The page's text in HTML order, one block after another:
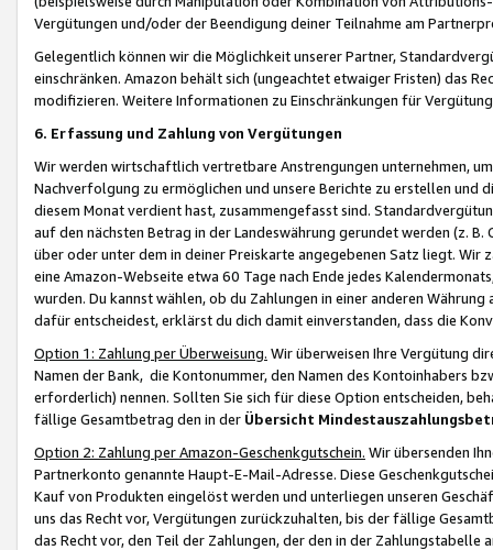
Vergütungen und/oder der Beendigung deiner Teilnahme am
Gelegentlich können wir die Möglichkeit unserer Partner,
einschränken. Amazon behält sich (ungeachtet etwaiger Fristen) das
modifizieren. Weitere Informationen zu Einschränkungen für
6. Erfassung und Zahlung von Vergütungen
Wir werden wirtschaftlich vertretbare Anstrengungen unternehmen,
Nachverfolgung zu ermöglichen und unsere Berichte zu erstellen und
diesem Monat verdient hast, zusammengefasst sind.
auf den nächsten Betrag in der Landeswährung gerundet werden (z.
über oder unter dem in deiner Preiskarte angegebenen Satz liegt.
eine Amazon-Webseite etwa 60 Tage nach Ende jedes
wurden. Du kannst wählen, ob du Zahlungen in einer anderen
dafür entscheidest, erklärst du dich damit einverstanden, dass die
Option 1: Zahlung per Überweisung. Wir überweisen Ihre Vergütung
Namen der Bank, die Kontonummer, den Namen des Kontoinhabers
erforderlich) nennen. Sollten Sie sich für diese Option entscheiden,
fällige Gesamtbetrag den in der Übersicht
Option 2: Zahlung per Amazon-Geschenkgutschein. Wir übersenden
Partnerkonto genannte Haupt-E-Mail-Adresse. Diese
Kauf von Produkten eingelöst werden und unterliegen unseren
uns das Recht vor, Vergütungen zurückzuhalten, bis der fällige
das Recht vor, den Teil der Zahlungen, der den in der